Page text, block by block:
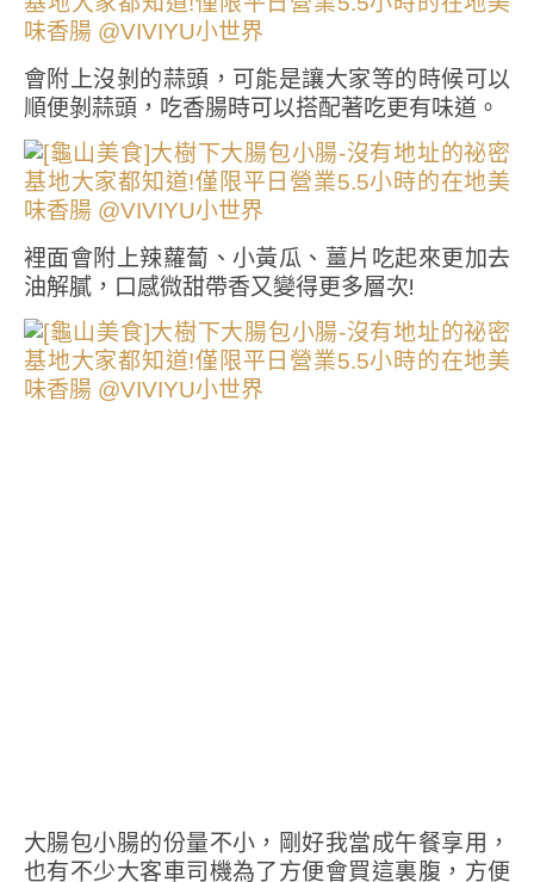
會附上沒剝的蒜頭，可能是讓大家等的時候可以
順便剝蒜頭，吃香腸時可以搭配著吃更有味道。
裡面會附上辣蘿蔔、小黃瓜、薑片吃起來更加去
油解膩，口感微甜帶香又變得更多層次!
大腸包小腸的份量不小，剛好我當成午餐享用，
也有不少大客車司機為了方便會買這裏腹，方便